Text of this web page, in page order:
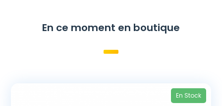
En ce moment en boutique
En Stock